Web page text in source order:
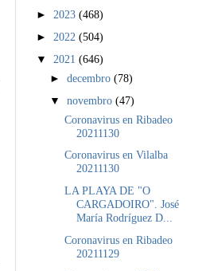
► 2023 (468)
► 2022 (504)
▼ 2021 (646)
►decembro(78)
▼novembro(47)
Coronavirus en Ribadeo
20211130
Coronavirus en Vilalba
20211130
LA PLAYA DE "O
CARGADOIRO". José
María Rodríguez D...
Coronavirus en Ribadeo
20211129